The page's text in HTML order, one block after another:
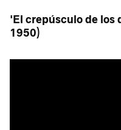
'El crepúsculo de los
1950)